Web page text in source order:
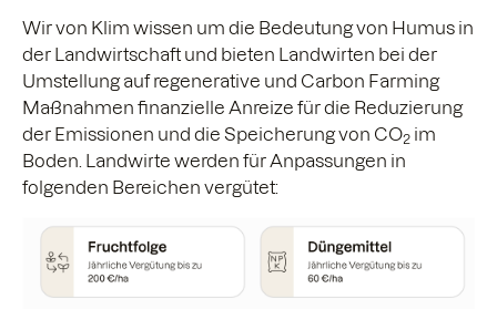
Wir von Klim wissen um die Bedeutung von Humus in
der Landwirtschaft und bieten Landwirten bei der
Umstellung auf regenerative und Carbon Farming
Maßnahmen finanzielle Anreize für die Reduzierung
der Emissionen und die Speicherung von CO2 im
Boden. Landwirte werden für Anpassungen in
folgenden Bereichen vergütet: